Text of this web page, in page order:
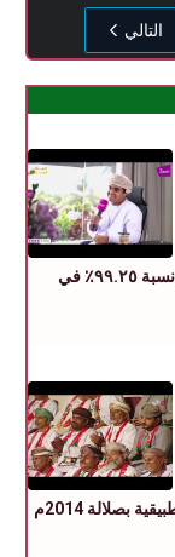
التالي
صباح الوصال | عبدالرحمن المعشني وحصوله على نسبة ٩٩.٢٥٪ في
بصلالة 2014م